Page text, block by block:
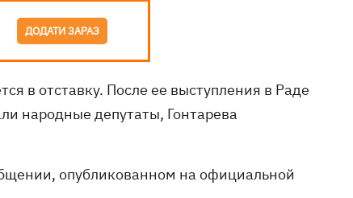
ДОДАТИ ЗАРАЗ
в отставку. После ее выступления в Раде
народные депутаты, Гонтарева
опубликованном на официальной